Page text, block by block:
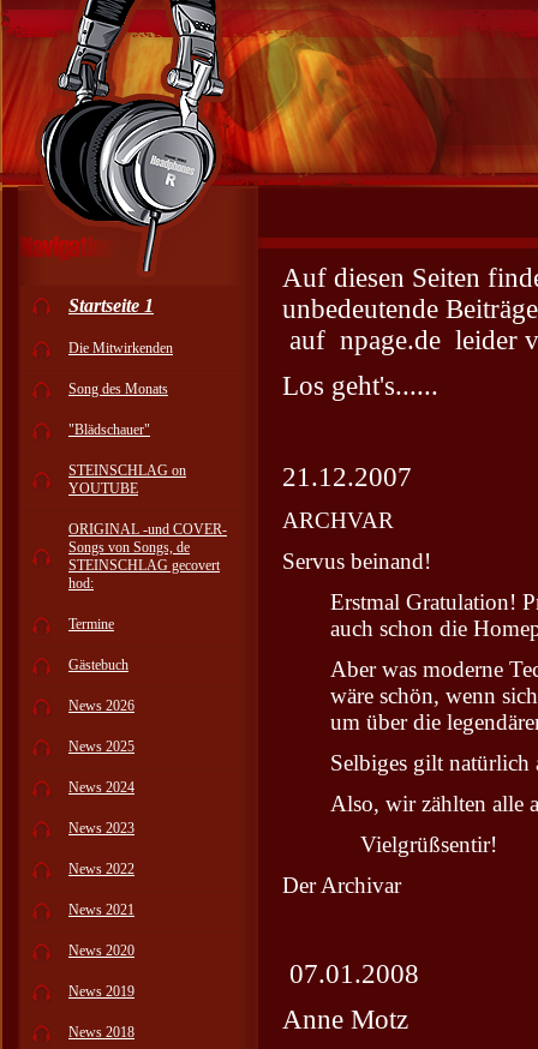
Startseite 1
Die Mitwirkenden
Song des Monats
"Blädschauer"
STEINSCHLAG on
YOUTUBE
ORIGINAL -und COVER-
Songs von Songs, de
STEINSCHLAG gecovert
hod:
Termine
Gästebuch
News 2026
News 2025
News 2024
News 2023
News 2022
News 2021
News 2020
News 2019
News 2018
Auf diesen Seiten
unbedeutende
auf npage.de leider
Los geht's......
21.12.2007
ARCHVAR
Servus beinand!
Erstmal Gratulation!
auch schon die
Aber was moderne
wäre schön, wenn
um über die
Selbiges gilt natürlich
Also, wir zählten alle
Vielgrüßsentir!
Der Archivar
07.01.2008
Anne Motz